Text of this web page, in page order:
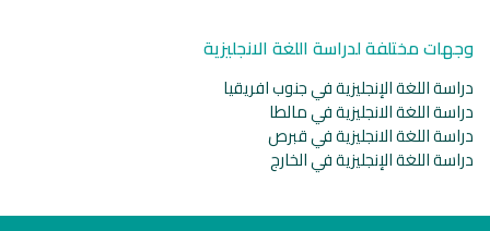
وجهات مختلفة لدراسة اللغة الانجليزية
دراسة اللغة الإنجليزية في جنوب افريقيا
دراسة اللغة الانجليزية في مالطا
دراسة اللغة الانجليزية في قبرص
دراسة اللغة الإنجليزية في الخارج